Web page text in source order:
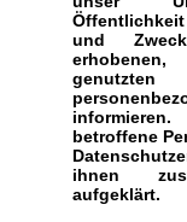
und
erhobenen,
genutzten
betroffene
ihnen
aufgeklärt.